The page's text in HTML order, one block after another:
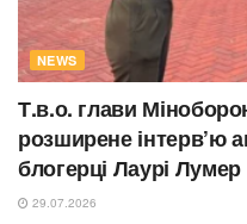
NEWS
Т.в.о. глави
розширене інтерв’ю
блогерці Лаурі Лумер
29.07.2026